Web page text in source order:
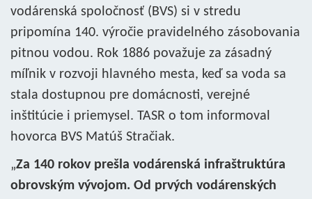
vodárenská spoločnosť (BVS) si v stredu
pripomína 140. výročie pravidelného zásobovania
pitnou vodou. Rok 1886 považuje za zásadný
míľnik v rozvoji hlavného mesta, keď sa voda sa
stala dostupnou pre domácnosti, verejné
inštitúcie i priemysel. TASR o tom informoval
hovorca BVS Matúš Stračiak.
„Za 140 rokov prešla vodárenská infraštruktúra
obrovským vývojom. Od prvých vodárenských